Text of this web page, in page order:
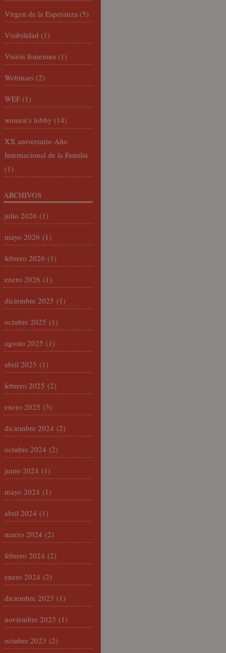
Virgen de la Esperanza (5)
Visibilidad (1)
Visión femenina (1)
Webinars (2)
WEF (1)
women's lobby (14)
XX aniversario Año
Internacional de la Familia
(1)
ARCHIVOS
julio 2026 (1)
mayo 2026 (1)
febrero 2026 (1)
enero 2026 (1)
diciembre 2025 (1)
octubre 2025 (1)
agosto 2025 (1)
abril 2025 (1)
febrero 2025 (2)
enero 2025 (3)
diciembre 2024 (2)
octubre 2024 (2)
junio 2024 (1)
mayo 2024 (1)
abril 2024 (1)
marzo 2024 (2)
febrero 2024 (2)
enero 2024 (2)
diciembre 2023 (1)
noviembre 2023 (1)
octubre 2023 (2)